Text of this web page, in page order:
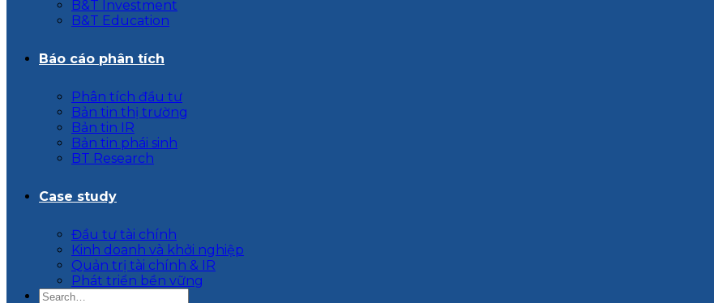
B&T Investment
B&T Education
Báo cáo phân tích
Phân tích đầu tư
Bản tin thị trường
Bản tin IR
Bản tin phái sinh
BT Research
Case study
Đầu tư tài chính
Kinh doanh và khởi nghiệp
Quản trị tài chính & IR
Phát triển bền vững